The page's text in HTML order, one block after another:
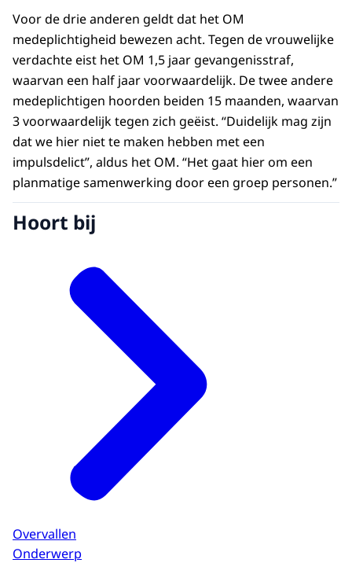
Voor de drie anderen geldt dat het OM
medeplichtigheid bewezen acht. Tegen de vrouwelijke
verdachte eist het OM 1,5 jaar gevangenisstraf,
waarvan een half jaar voorwaardelijk. De twee andere
medeplichtigen hoorden beiden 15 maanden, waarvan
3 voorwaardelijk tegen zich geëist. “Duidelijk mag zijn
dat we hier niet te maken hebben met een
impulsdelict”, aldus het OM. “Het gaat hier om een
planmatige samenwerking door een groep personen.”
Hoort bij
Overvallen
Onderwerp